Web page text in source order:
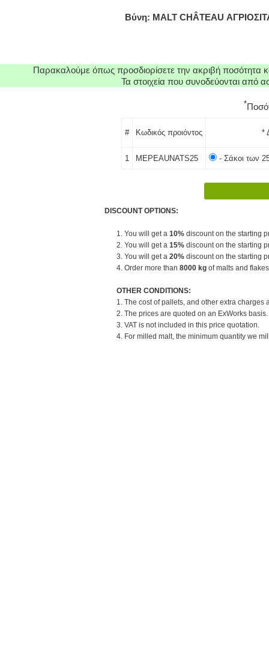
Βύνη: MALT CHÂTEAU
Παρακαλούμε όπως προσδιορίσετε την ακριβή ποσότητα
Τα στοιχεία που συνοδεύονται από
*
# Κωδικός προιόντος *
1 MEPEAUNATS25 - Σάκοι των
DISCOUNT OPTIONS:
1. You will get a 10% discount on the starting
2. You will get a 15% discount on the starting
3. You will get a 20% discount on the starting
4. Order more than 8000 kg of malts and
OTHER CONDITIONS:
1. The cost of pallets, and other extra
2. The prices are quoted on an ExWorks
3. VAT is not included in this price quotation.
4. For milled malt, the minimum quantity we